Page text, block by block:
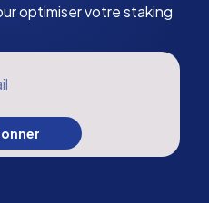
optimiser votre staking